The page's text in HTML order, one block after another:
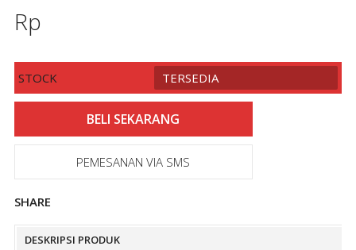
Rp
STOCK TERSEDIA
PEMESANAN VIA SMS
SHARE
DESKRIPSI PRODUK